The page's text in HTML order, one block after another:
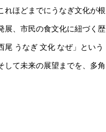
れほどまでにうなぎ文化が根
展、市民の食文化に紐づく歴
うなぎ 文化 なぜ」という
して未来の展望までを、多角